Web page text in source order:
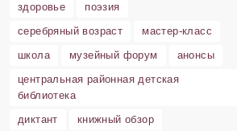
здоровье
поэзия
серебряный возраст
мастер-класс
школа
музейный форум
анонсы
центральная районная детская
библиотека
диктант
книжный обзор